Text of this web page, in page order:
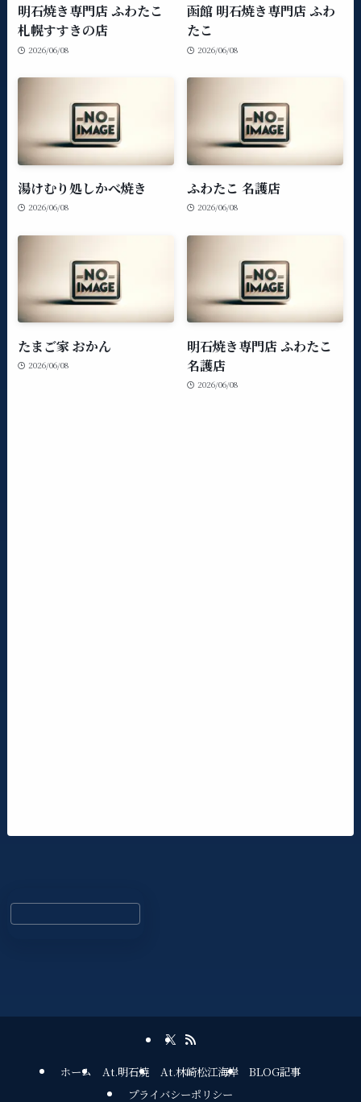
明石焼き専門店 ふわたこ
札幌すすきの店
2026/06/08
函館 明石焼き専門店 ふわ
たこ
2026/06/08
湯けむり処しかべ焼き
2026/06/08
ふわたこ 名護店
2026/06/08
たまご家 おかん
2026/06/08
明石焼き専門店 ふわたこ
名護店
2026/06/08
ホーム At.明石焼 At.林崎松江海岸
BLOG記事
プライバシーポリシー